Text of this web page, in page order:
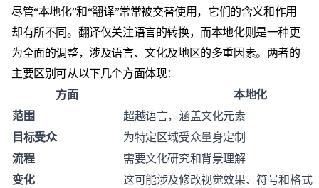
尽管“本地化”和“翻译”常常被交替使用，它们的含义和作用
却有所不同。翻译仅关注语言的转换，而本地化则是一种更
为全面的调整，涉及语言、文化及地区的多重因素。两者的
主要区别可从以下几个方面体现：
方面
本地化
范围
超越语言，涵盖文化元素
目标受众
为特定区域受众量身定制
流程
需要文化研究和背景理解
变化
这可能涉及修改视觉效果、符号和格式